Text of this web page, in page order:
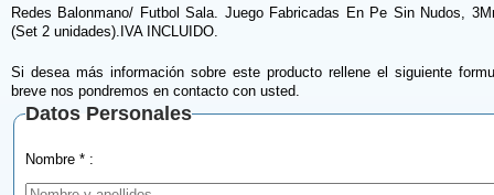
Redes Balonmano/ Futbol Sala. Juego Fabricadas En Pe Sin Nudos,
(Set 2 unidades).IVA INCLUIDO.
Si desea más información sobre este producto rellene el siguiente
breve nos pondremos en contacto con usted.
Datos Personales
Nombre * :